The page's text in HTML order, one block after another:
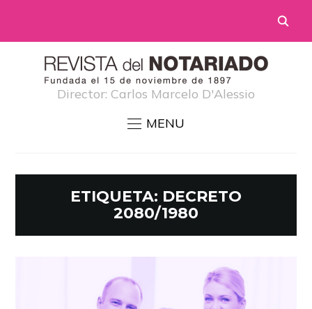
Director: Carlos Marcelo D'Alessio
MENU
ETIQUETA: DECRETO
2080/1980